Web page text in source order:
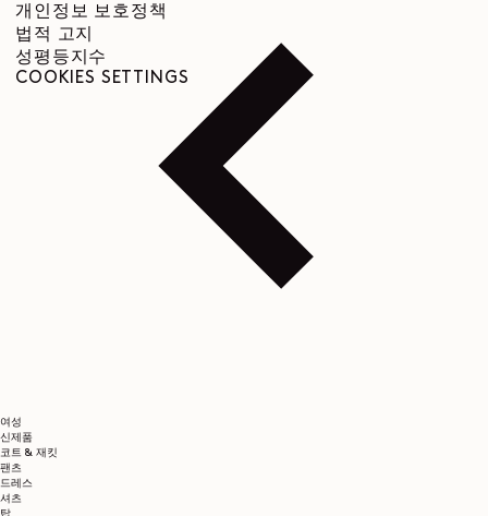
여성
신제품
코트 & 재킷
팬츠
드레스
셔츠
개인정보 보호정책
법적 고지
성평등지수
COOKIES SETTINGS